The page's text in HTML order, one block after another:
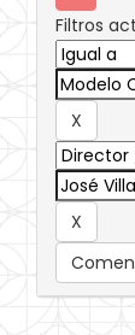
Filtros